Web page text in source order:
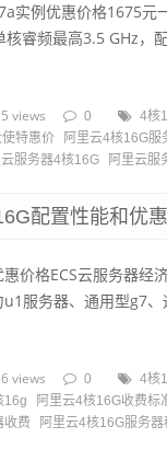
实例优惠价格1675元
睿频最高3.5 GHz，
5 views 0 4核
使特惠价 阿里云4核16G服
云服务器4核16G 阿里云服
配置性能和优
价格ECS云服务器
服务器、通用型g7
6 views 0 4核
16g 阿里云4核16G收费标
收费 阿里云4核16G服务器